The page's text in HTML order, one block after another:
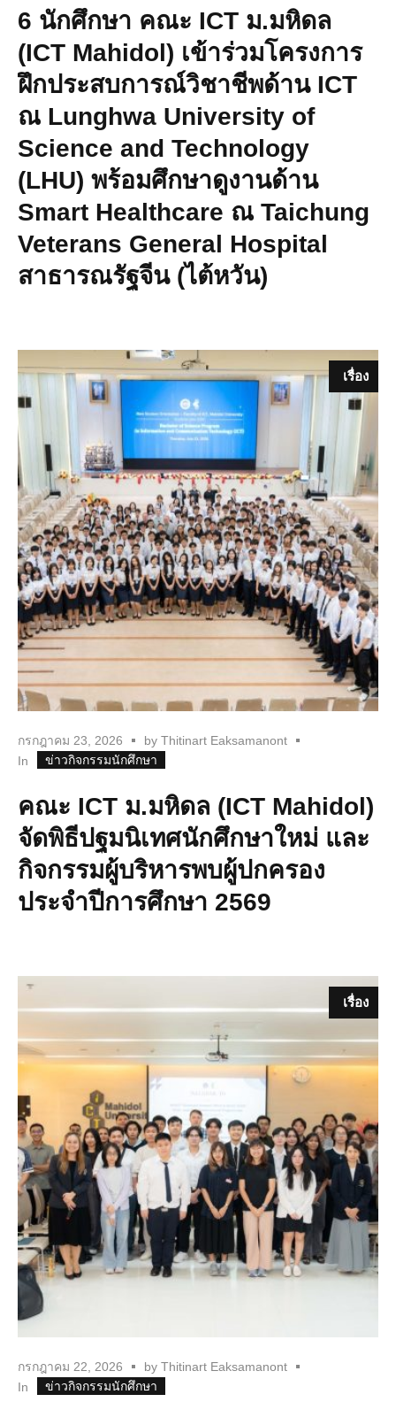
6 นักศึกษา คณะ ICT ม.มหิดล
(ICT Mahidol) เข้าร่วมโครงการ
ฝึกประสบการณ์วิชาชีพด้าน ICT
ณ Lunghwa University of
Science and Technology
(LHU) พร้อมศึกษาดูงานด้าน
Smart Healthcare ณ Taichung
Veterans General Hospital
สาธารณรัฐจีน (ไต้หวัน)
เรื่อง
กรกฎาคม 23, 2026 by Thitinart Eaksamanont
In
ข่าวกิจกรรมนักศึกษา
คณะ ICT ม.มหิดล (ICT Mahidol)
จัดพิธีปฐมนิเทศนักศึกษาใหม่ และ
กิจกรรมผู้บริหารพบผู้ปกครอง
ประจำปีการศึกษา 2569
เรื่อง
กรกฎาคม 22, 2026 by Thitinart Eaksamanont
In
ข่าวกิจกรรมนักศึกษา